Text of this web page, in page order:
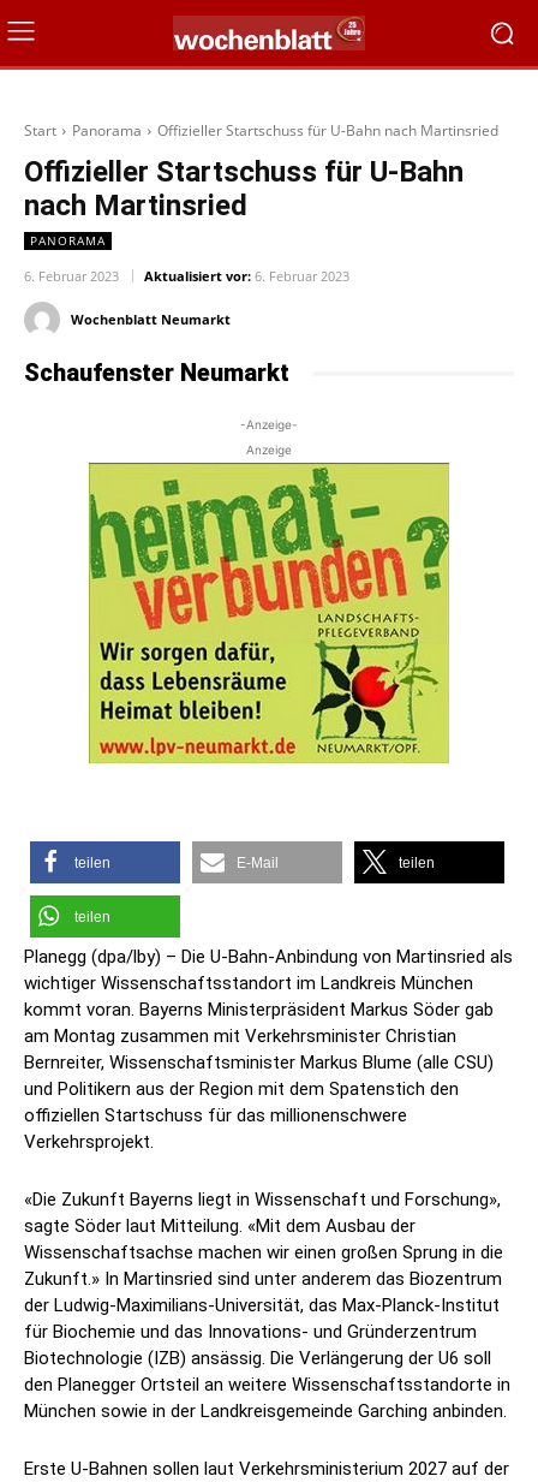
Start Panorama Offizieller Startschuss für U-Bahn nach Martinsried
Offizieller Startschuss für U-Bahn
nach Martinsried
PANORAMA
6. Februar 2023 Aktualisiert vor: 6. Februar 2023
Wochenblatt Neumarkt
Schaufenster Neumarkt
-Anzeige-
Anzeige
teilen E-Mail teilen
teilen
Planegg (dpa/lby) – Die U-Bahn-Anbindung von Martinsried als
wichtiger Wissenschaftsstandort im Landkreis München
kommt voran. Bayerns Ministerpräsident Markus Söder gab
am Montag zusammen mit Verkehrsminister Christian
Bernreiter, Wissenschaftsminister Markus Blume (alle CSU)
und Politikern aus der Region mit dem Spatenstich den
offiziellen Startschuss für das millionenschwere
Verkehrsprojekt.
«Die Zukunft Bayerns liegt in Wissenschaft und Forschung»,
sagte Söder laut Mitteilung. «Mit dem Ausbau der
Wissenschaftsachse machen wir einen großen Sprung in die
Zukunft.» In Martinsried sind unter anderem das Biozentrum
der Ludwig-Maximilians-Universität, das Max-Planck-Institut
für Biochemie und das Innovations- und Gründerzentrum
Biotechnologie (IZB) ansässig. Die Verlängerung der U6 soll
den Planegger Ortsteil an weitere Wissenschaftsstandorte in
München sowie in der Landkreisgemeinde Garching anbinden.
Erste U-Bahnen sollen laut Verkehrsministerium 2027 auf der